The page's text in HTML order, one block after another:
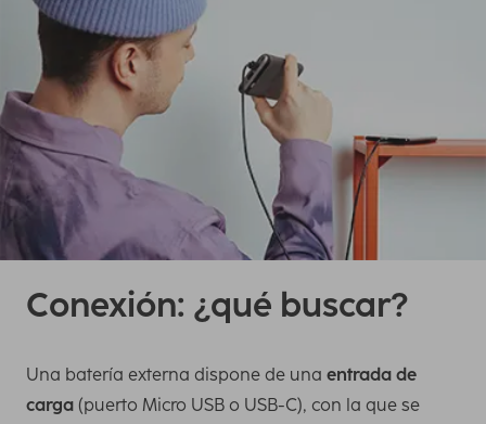
Conexión: ¿qué buscar?
Una batería externa dispone de una entrada de
carga (puerto Micro USB o USB-C), con la que se